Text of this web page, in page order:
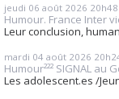
jeudi 06 août 2026 20h48
Humour. France Inter
Leur conclusion,
mardi 04 août 2026
Humour²²² SIGNAL au
Les adolescent.es /